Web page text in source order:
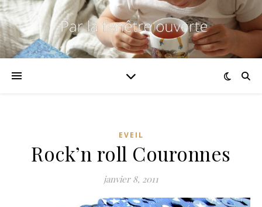
EVEIL
Rock’n roll Couronnes
janvier 8, 2011